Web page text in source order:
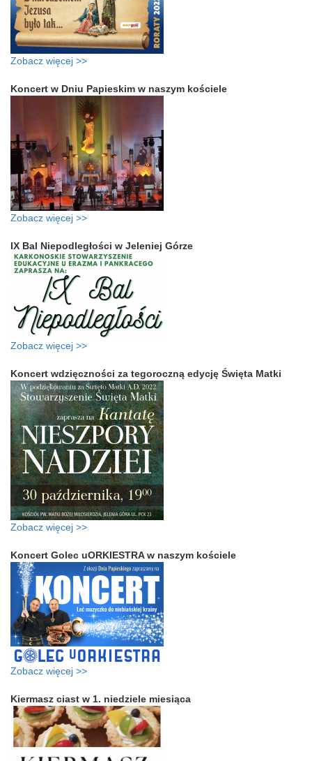
Zobacz więcej >>
Koncert w Dniu Papieskim w naszym kościele
Zobacz więcej >>
IX Bal Niepodległości w Jeleniej Górze
Zobacz więcej >>
Koncert wdzięczności za tegoroczną edycję Święta Matki
Zobacz więcej >>
Koncert Golec uORKIESTRA w naszym kościele
Zobacz więcej >>
Kiermasz ciast w 1. niedziele miesiąca